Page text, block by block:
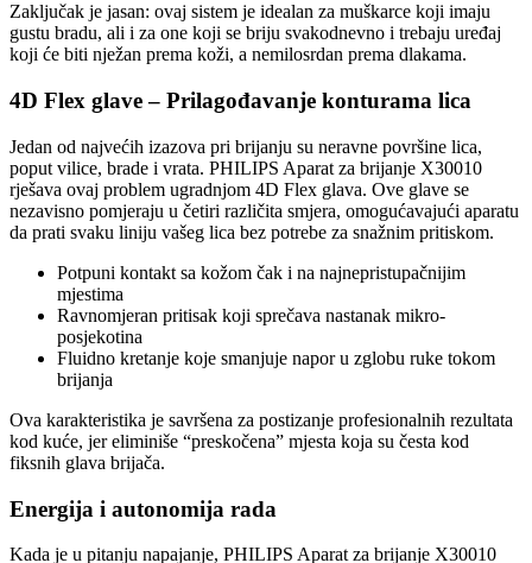
Zaključak je jasan: ovaj sistem je idealan za muškarce koji imaju
gustu bradu, ali i za one koji se briju svakodnevno i trebaju uređaj
koji će biti nježan prema koži, a nemilosrdan prema dlakama.
4D Flex glave – Prilagođavanje konturama lica
Jedan od najvećih izazova pri brijanju su neravne površine lica,
poput vilice, brade i vrata. PHILIPS Aparat za brijanje X30010
rješava ovaj problem ugradnjom 4D Flex glava. Ove glave se
nezavisno pomjeraju u četiri različita smjera, omogućavajući aparatu
da prati svaku liniju vašeg lica bez potrebe za snažnim pritiskom.
Potpuni kontakt sa kožom čak i na najnepristupačnijim
mjestima
Ravnomjeran pritisak koji sprečava nastanak mikro-
posjekotina
Fluidno kretanje koje smanjuje napor u zglobu ruke tokom
brijanja
Ova karakteristika je savršena za postizanje profesionalnih rezultata
kod kuće, jer eliminiše “preskočena” mjesta koja su česta kod
fiksnih glava brijača.
Energija i autonomija rada
Kada je u pitanju napajanje, PHILIPS Aparat za brijanje X30010